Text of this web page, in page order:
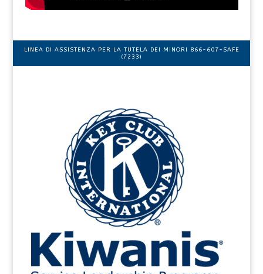
LINEA DI ASSISTENZA PER LA TUTELA DEI MINORI 866-607-SAFE
(7233)